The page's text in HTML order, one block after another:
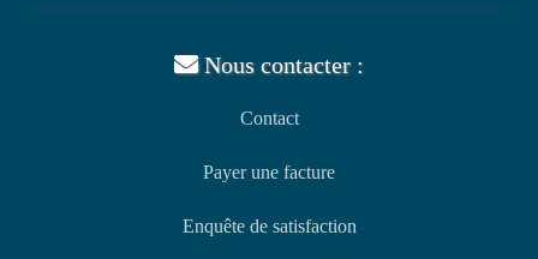
Nous contacter :
Contact
Payer une facture
Enquête de satisfaction